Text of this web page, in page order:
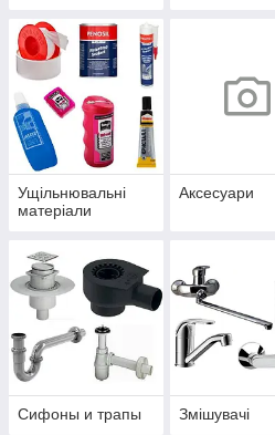
повітродувки
Ущільнювальні
матеріали
Аксесуари
Сифоны и трапы Змішувачі